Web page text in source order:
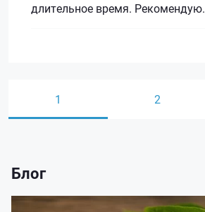
длительное время. Рекомендую.
1 2
Блог